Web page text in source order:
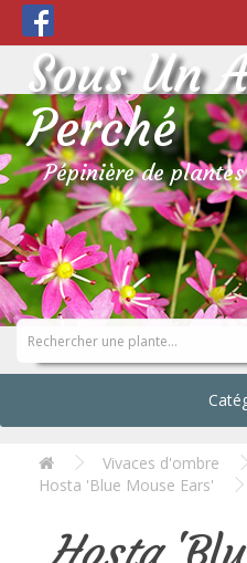
Sous Un
Perché
Pépinière de
Vivaces d'ombre
Hosta 'Blue Mouse Ears'
Hosta